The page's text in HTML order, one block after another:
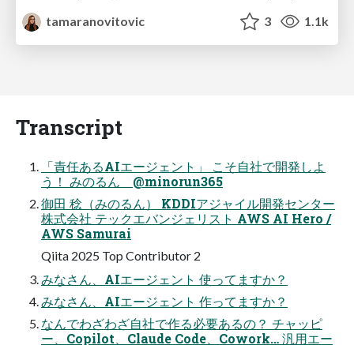
tamaranovitovic
3 1.1k
Transcript
「責任あるAIエージェント」 こそ自社で開発しよ
う！ みのるん @minorun365
御田 稔（みのるん） KDDIアジャイル開発センター
株式会社 テックエバンジェリスト AWS AI Hero /
AWS Samurai
Qiita 2025 Top Contributor 2
みなさん、AIエージェント 使ってますか？
みなさん、AIエージェント 作ってますか？
なんでわざわざ自社で作る必要あるの？ チャッピ
ー、Copilot、Claude Code、Cowork… 汎用エー